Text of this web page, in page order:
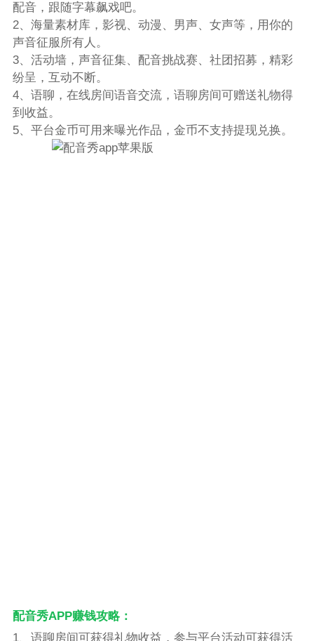
配音，跟随字幕飙戏吧。
2、海量素材库，影视、动漫、男声、女声等，用你的
声音征服所有人。
3、活动墙，声音征集、配音挑战赛、社团招募，精彩
纷呈，互动不断。
4、语聊，在线房间语音交流，语聊房间可赠送礼物得
到收益。
5、平台金币可用来曝光作品，金币不支持提现兑换。
配音秀APP赚钱攻略：
1、语聊房间可获得礼物收益，参与平台活动可获得活